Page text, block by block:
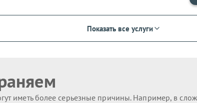
Показать все услуги
иметь более серьезные причины. Например, в